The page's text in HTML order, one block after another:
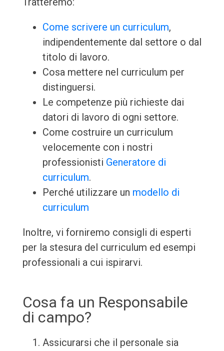
Come scrivere un curriculum,
indipendentemente dal settore o dal
titolo di lavoro.
Cosa mettere nel curriculum per
distinguersi.
Le competenze più richieste dai
datori di lavoro di ogni settore.
Come costruire un curriculum
velocemente con i nostri
professionisti Generatore di
curriculum.
Perché utilizzare un modello di
curriculum
Inoltre, vi forniremo consigli di esperti
per la stesura del curriculum ed esempi
professionali a cui ispirarvi.
Cosa fa un Responsabile
di campo?
Assicurarsi che il personale sia